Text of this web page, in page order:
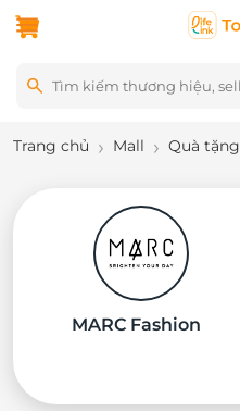
Trang chủ Mall Quà tặng
MARC Fashion